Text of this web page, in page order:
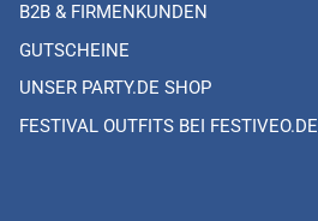
B2B & FIRMENKUNDEN
GUTSCHEINE
UNSER PARTY.DE SHOP
FESTIVAL OUTFITS BEI FESTIVEO.DE